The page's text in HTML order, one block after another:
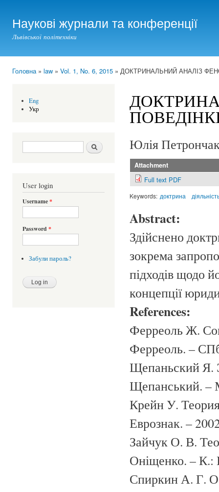
Наукові журнали та конференції
Львівської політехніки
Головна» law » Vol. 1, No. 6, 2015 » ДОКТРИНАЛЬНИЙ АНАЛІЗ
Eng
Укр
Search form Шукати
User login
Username*
Password *
Забули пароль?
Юлія
Attachment
Full text PDF
Keywords: доктрина
Abstract:
Здійснено
зокрема
підходів щодо
концепції
References:
Ферреоль Ж.
Ферреоль. –
Щепаньский Я.
Щепанський. –
Крейн У.
Еврознак. –
Зайчук О. В.
Оніщенко. – К.:
Спиркин А. Г.